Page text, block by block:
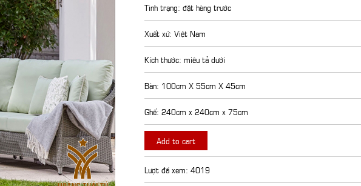
Tình trạng: đặt hàng trước
Xuất xứ: Việt Nam
Kích thước: miêu tả dưới
Bàn: 100cm X 55cm X 45cm
Ghế: 240cm x 240cm x 75cm
Add to cart
Lượt đã xem: 4019